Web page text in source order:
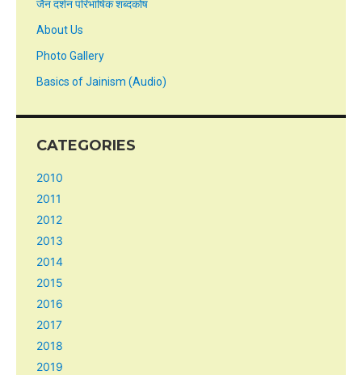
जैन दर्शन परिभाषिक शब्दकोष
About Us
Photo Gallery
Basics of Jainism (Audio)
CATEGORIES
2010
2011
2012
2013
2014
2015
2016
2017
2018
2019